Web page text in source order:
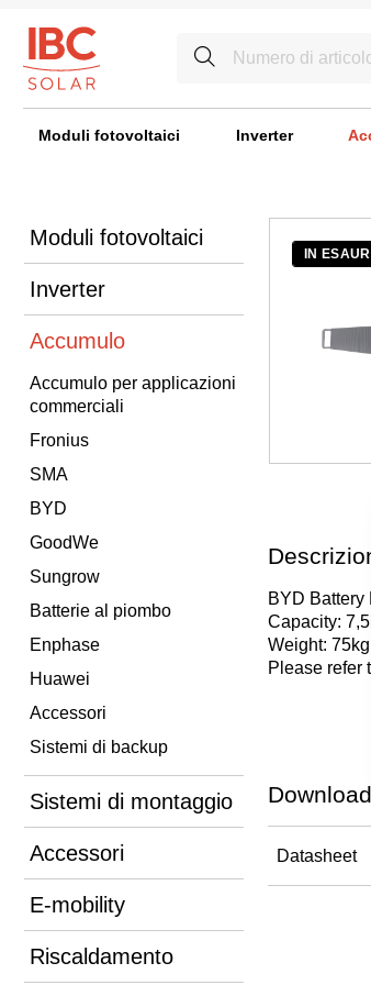
Moduli fotovoltaici Inverter
Moduli fotovoltaici
Inverter
Accumulo
Accumulo per applicazioni
commerciali
Fronius
SMA
BYD
GoodWe
Sungrow
Batterie al piombo
Enphase
Huawei
Accessori
Sistemi di backup
Sistemi di montaggio
Accessori
E-mobility
Riscaldamento
IN
BYD Battery
Capacity:
Weight: 75kg
Please refer
Download
Datasheet